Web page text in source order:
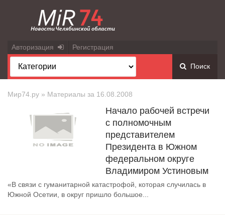
Авторизация Регистрация
Поиск
Мир74.ру » Материалы за 16.08.2008
Начало рабочей встречи
с полномочным
представителем
Президента в Южном
федеральном округе
Владимиром Устиновым
«В связи с гуманитарной катастрофой, которая случилась в
Южной Осетии, в округ пришло большое...